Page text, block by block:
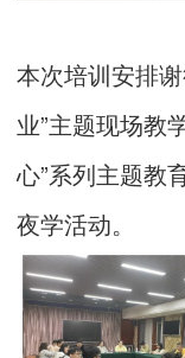
本次培训安排
业”主题现场教
心”系列主题教
夜学活动。